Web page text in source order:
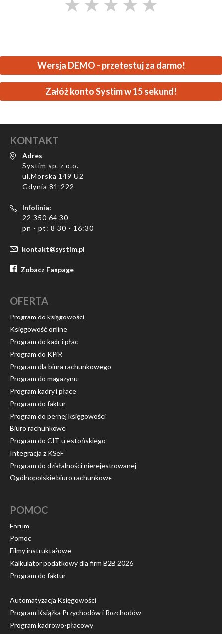
Wersja DEMO - przetestuj za darmo!
Załóż konto Systim w 15 sekund!
KONTAKT
Adres
Systim sp. z o.o.
ul.Morska 149 U2
Gdynia 81-222
Infolinia:
22 350 64 30
pn - pt: 8:30 - 16:30
kontakt@systim.pl
Zobacz Fanpage
OFERTA
Program do księgowości
Księgowość online
Program do kadr i płac
Program do KPiR
Program dla biura rachunkowego
Program do magazynu
Program kadry i płace
Program do faktur
Program do pełnej księgowości
Biuro rachunkowe
Program do CIT-u estońskiego
Integracja z KSeF
Program do działalności nierejestrowanej
Ogólnopolskie biuro rachunkowe
POMOC
Forum
Pomoc
Filmy instruktażowe
Kalkulator podatkowy dla firm B2B 2026
Program do faktur
Automatyzacja Księgowości
Program Książka Przychodów i Rozchodów
Program kadrowo-płacowy